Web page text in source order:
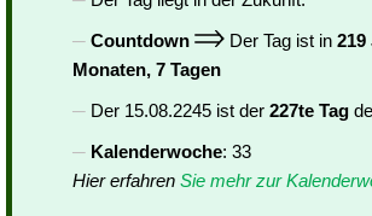
Countdown
Der Tag ist in 219
Monaten, 7 Tagen
Der 15.08.2245 ist der 227te Tag
Kalenderwoche: 33
Hier erfahren Sie mehr zur